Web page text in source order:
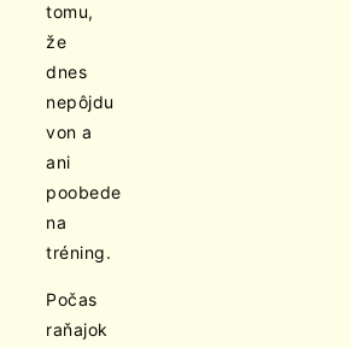
tomu,
že
dnes
nepôjdu
von a
ani
poobede
na
tréning.
Počas
raňajok